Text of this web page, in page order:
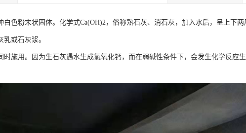
白色粉末状固体。化学式Ca(OH)2，俗称熟石灰、消石灰，加入水后，呈上下
乳或石灰浆。
时施用。因为生石灰遇水生成氢氧化钙，而在弱碱性条件下，会发生化学反应